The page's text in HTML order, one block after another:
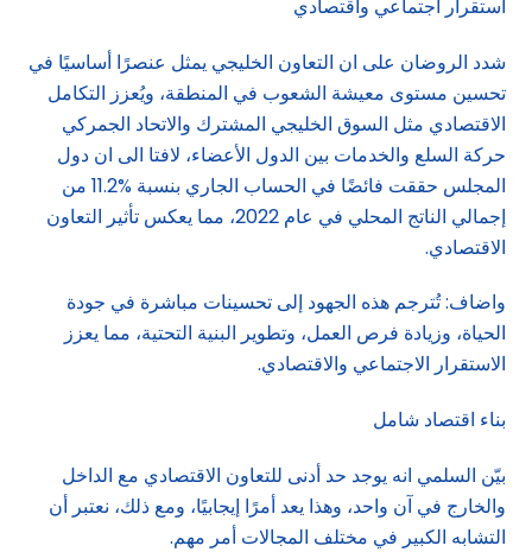
استقرار اجتماعي واقتصادي
شدد الروضان على ان التعاون الخليجي يمثل عنصرًا أساسيًا في
تحسين مستوى معيشة الشعوب في المنطقة، ويُعزز التكامل
الاقتصادي مثل السوق الخليجي المشترك والاتحاد الجمركي
حركة السلع والخدمات بين الدول الأعضاء، لافتا الى ان دول
المجلس حققت فائضًا في الحساب الجاري بنسبة %11.2 من
إجمالي الناتج المحلي في عام 2022، مما يعكس تأثير التعاون
الاقتصادي.
واضاف: تُترجم هذه الجهود إلى تحسينات مباشرة في جودة
الحياة، وزيادة فرص العمل، وتطوير البنية التحتية، مما يعزز
الاستقرار الاجتماعي والاقتصادي.
بناء اقتصاد شامل
بيّن السلمي انه يوجد حد أدنى للتعاون الاقتصادي مع الداخل
والخارج في آن واحد، وهذا يعد أمرًا إيجابيًا، ومع ذلك، نعتبر أن
التشابه الكبير في مختلف المجالات أمر مهم.